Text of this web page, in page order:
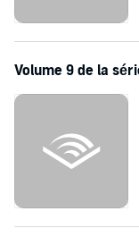
Volume 9 de la